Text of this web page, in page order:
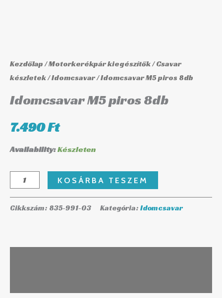
Kezdőlap/Motorkerékpár kiegészítők/Csavar
készletek/Idomcsavar/ Idomcsavar M5 piros 8db
Idomcsavar M5 piros 8db
7.490Ft
Availability:Készleten
KOSÁRBA TESZEM
Cikkszám: 835-991-03 Kategória: Idomcsavar